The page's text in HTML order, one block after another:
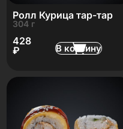
Ролл Курица тар-тар
304 г
428
₽
В корзину